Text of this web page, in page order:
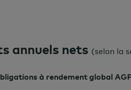
annuels nets (selon la
à rendement global